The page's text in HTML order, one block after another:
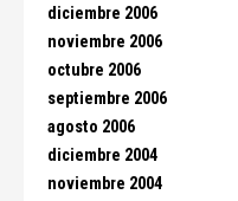
diciembre 2006
noviembre 2006
octubre 2006
septiembre 2006
agosto 2006
diciembre 2004
noviembre 2004